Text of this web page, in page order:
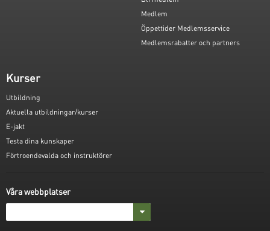
Medlem
Öppettider Medlemsservice
Medlemsrabatter och partners
Kurser
Utbildning
Aktuella utbildningar/kurser
E-jakt
Testa dina kunskaper
Förtroendevalda och instruktörer
Våra webbplatser